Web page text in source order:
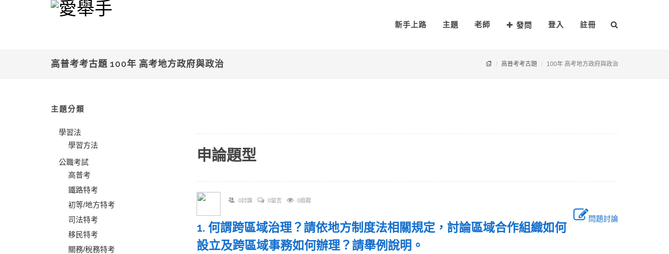
新手上路 主題 老師 發問 登入 註冊
高普考考古題 100年 高考地方政府與政治 高普考考古題 100年 高考地方政府與政治
主題分類
學習法
學習方法
公職考試
高普考
鐵路特考
初等/地方特考
司法特考
移民特考
關務/稅務特考
申論題型
0討論 0留言 0追蹤
問題討論
1. 何謂跨區域治理？請依地方制度法相關規定，討論區域合作組織如何
設立及跨區域事務如何辦理？請舉例說明。